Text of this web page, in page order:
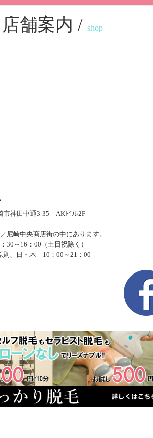
店舗案内 / shop
市神田中通3-35 AKビル2F
尼崎中央商店街の中にあります。
30～16：00（土日祝除く）
則、日・木 10：00～21：00